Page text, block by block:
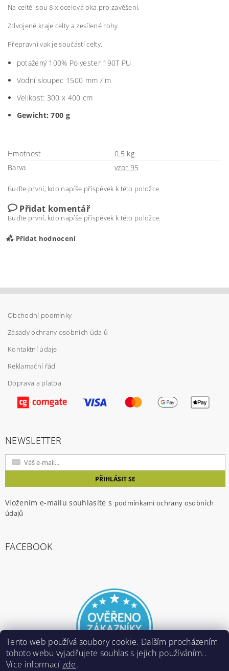
Na celtě jsou 8 x ocelová oka pro zavěšení.
Zdvojené kraje celty a zesílené rohy.
Přepravní vak je součástí celty.
potažený 100% Polyester 190T PU
Vodní sloupec 1500 mm / m
Velikost: 300 x 400 cm
Gewicht: 700 g
Hmotnost
0.5 kg
Barva
vzor 95
Buďte první, kdo napíše příspěvek k této položce.
Přidat komentář
Buďte první, kdo napíše příspěvek k této položce.
Přidat hodnocení
Vložením hodnocení souhlasíte spodmínkami
ochrany osobních údajů
Obchodní podmínky
Zásady ochrany osobních údajů
Kontaktní údaje
Reklamační řád
Doprava a platba
NEWSLETTER
Vložením e-mailu souhlasíte s podmínkami ochrany osobních
údajů
FACEBOOK
Tento web používá soubory cookie. Dalším procházením
tohoto webu vyjadřujete souhlas s jejich používáním..
Více informací zde.